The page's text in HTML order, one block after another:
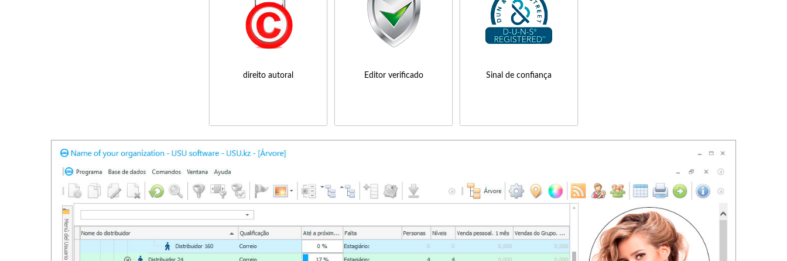
direito autoral Editor verificado Sinal de confiança